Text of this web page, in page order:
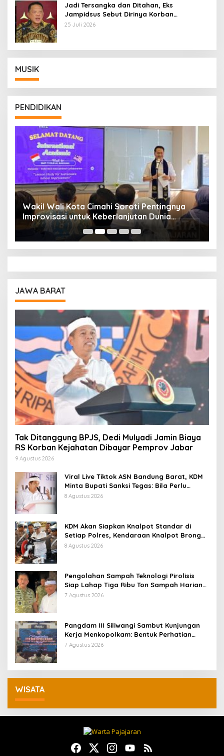
Jadi Tersangka dan Ditahan, Eks
Jampidsus Sebut Dirinya Korban
Kriminalisasi
25 Juli 2026
MUSIK
PENDIDIKAN
Wakil Wali Kota Cimahi Soroti Pentingnya
Improvisasi untuk Keberlanjutan Dunia
Pendidikan
JAWA BARAT
Tak Ditanggung BPJS, Dedi Mulyadi Jamin Biaya
RS Korban Kejahatan Dibayar Pemprov Jabar
9 Agustus 2026
Viral Live Tiktok ASN Bandung Barat, KDM
Minta Bupati Sanksi Tegas: Bila Perlu
Pemberhentian
8 Agustus 2026
KDM Akan Siapkan Knalpot Standar di
Setiap Polres, Kendaraan Knalpot Brong
Tertangkap Langsung Ganti
8 Agustus 2026
Pengolahan Sampah Teknologi Pirolisis
Siap Lahap Tiga Ribu Ton Sampah Harian
Jawa Barat
7 Agustus 2026
Pangdam III Siliwangi Sambut Kunjungan
Kerja Menkopolkam: Bentuk Perhatian
Pemerintah
7 Agustus 2026
WISATA